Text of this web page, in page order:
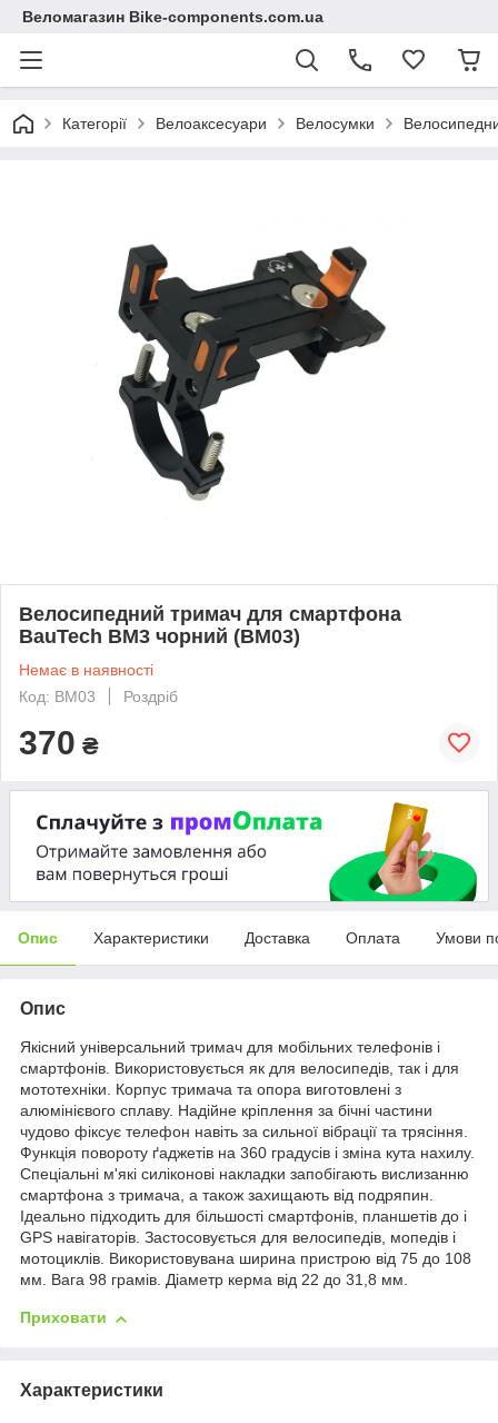
Веломагазин Bike-components.com.ua
Категорії Велоаксесуари Велосумки
Велосипедний тримач для смартфона
BauTech BM3 чорний (BM03)
Немає в наявності
Код: BM03
Роздріб
370 ₴
Опис Характеристики Доставка Оплата Умови
Опис
Якісний універсальний тримач для мобільних телефонів і
смартфонів. Використовується як для велосипедів, так і для
мототехніки. Корпус тримача та опора виготовлені з
алюмінієвого сплаву. Надійне кріплення за бічні частини
чудово фіксує телефон навіть за сильної вібрації та трясіння.
Функція повороту ґаджетів на 360 градусів і зміна кута нахилу.
Спеціальні м'які силіконові накладки запобігають вислизанню
смартфона з тримача, а також захищають від подряпин.
Ідеально підходить для більшості смартфонів, планшетів до і
GPS навігаторів. Застосовується для велосипедів, мопедів і
мотоциклів. Використовувана ширина пристрою від 75 до 108
мм. Вага 98 грамів. Діаметр керма від 22 до 31,8 мм.
Приховати
Характеристики